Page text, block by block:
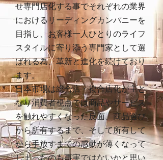
せ専門店化する事でそれぞれの業界
におけるリーディングカンパニーを
目指し、お客様一人ひとりのライフ
スタイルに寄り添う専門家として選
ばれる為、革新と進化を続けており
ます。
日本市場は総合店・複合店化が主と
なり消費者視点では商品やサービス
を触れやすくなった反面、商品選び
から所有するまで、そして所有して
から手放すまでの感動が薄くなって
しまったのも事実ではないかと思い